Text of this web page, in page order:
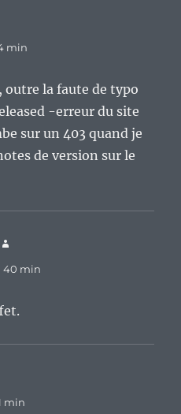
min
la faute de typo
-erreur du site
sur un 403 quand je
de version sur le
40 min
min